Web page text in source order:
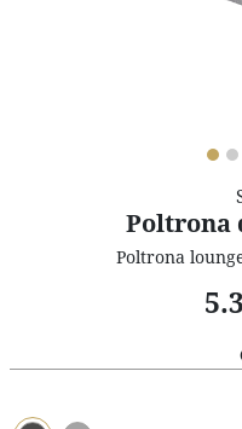
Poltrona
Poltrona